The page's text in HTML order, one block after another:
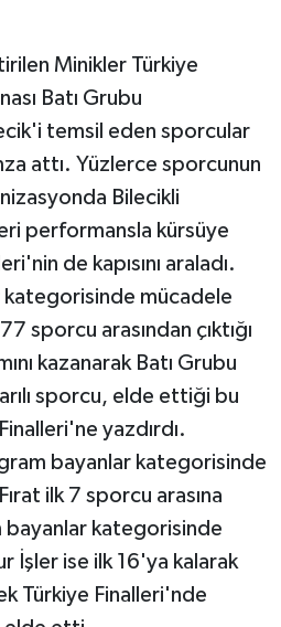
Minikler Türkiye
Batı Grubu
temsil eden sporcular
attı. Yüzlerce sporcunun
Bilecikli
performansla kürsüye
de kapısını araladı.
mücadele
sporcu arasından çıktığı
kazanarak Batı Grubu
sporcu, elde ettiği bu
yazdırdı.
bayanlar kategorisinde
ilk 7 sporcu arasına
kategorisinde
İşler ise ilk 16'ya kalarak
Türkiye Finalleri'nde